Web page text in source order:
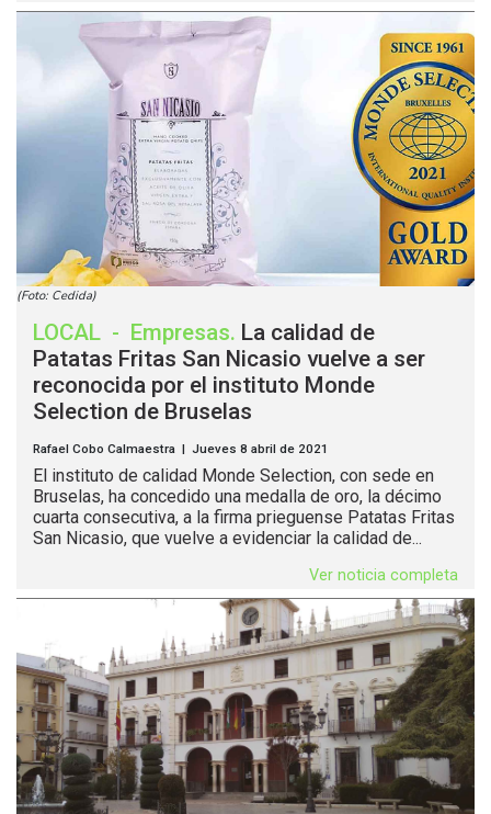
(Foto: Cedida)
LOCAL - Empresas. La calidad de
Patatas Fritas San Nicasio vuelve a ser
reconocida por el instituto Monde
Selection de Bruselas
Rafael Cobo Calmaestra | Jueves 8 abril de 2021
El instituto de calidad Monde Selection, con sede en
Bruselas, ha concedido una medalla de oro, la décimo
cuarta consecutiva, a la firma prieguense Patatas Fritas
San Nicasio, que vuelve a evidenciar la calidad de...
Ver noticia completa